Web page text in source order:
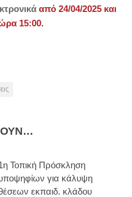
από 24/04/2025 και
15:00.
Τοπική Πρόσκληση
για κάλυψη
εκπαιδ. κλάδου